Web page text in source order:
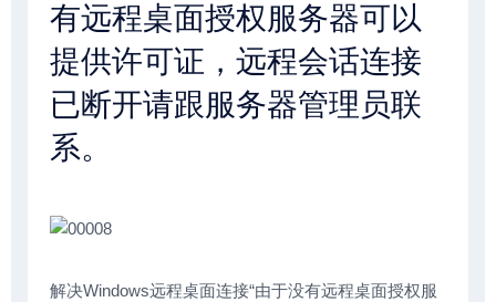
有远程桌面授权服务器可以
提供许可证，远程会话连接
已断开请跟服务器管理员联
系。
解决Windows远程桌面连接“由于没有远程桌面授权服